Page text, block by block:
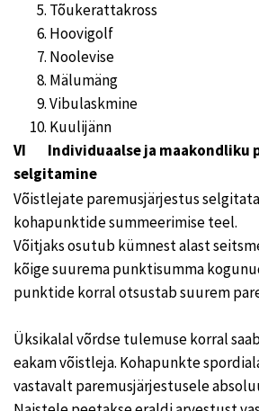
Tõukerattakross
Hoovigolf
Noolevise
Mälumäng
Vibulaskmine
Kuulijänn
VI Individuaalse ja maakondliku
selgitamine
Võistlejate paremusjärjestus
kohapunktide summeerimise teel.
Võitjaks osutub kümnest alast
kõige suurema punktisumma
punktide korral otsustab suurem
Üksikalal võrdse tulemuse korral
eakam võistleja. Kohapunkte
vastavalt paremusjärjestusele